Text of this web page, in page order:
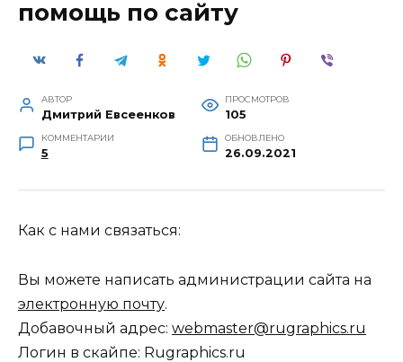
помощь по сайту
АВТОР
Дмитрий Евсеенков
ПРОСМОТРОВ
105
КОММЕНТАРИИ
5
ОБНОВЛЕНО
26.09.2021
Как с нами связаться:
Вы можете написать администрации сайта на
электронную почту.
Добавочный адрес: webmaster@rugraphics.ru
Логин в скайпе: Rugraphics.ru